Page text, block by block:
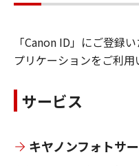
「Canon ID」にご登録
プリケーションをご利用
サービス
キヤノンフォトサ